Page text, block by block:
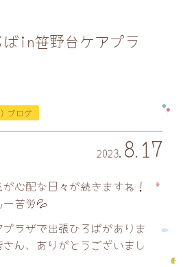
in笹野台ケアプラ
ブログ
2023. 8. 17
心配な日々が続きますね！
苦労💦
ラザで出張ひろばがありま
ん、ありがとうございまし